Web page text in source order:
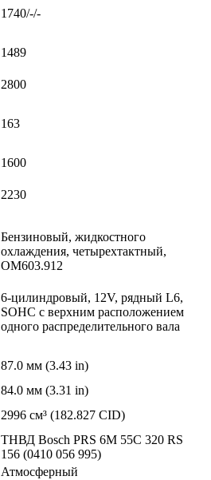
1740/-/-
1489
2800
163
1600
2230
Бензиновый, жидкостного
охлаждения, четырехтактный,
OM603.912
6-цилиндровый, 12V, рядный L6,
SOHC с верхним расположением
одного распределительного вала
87.0 мм (3.43 in)
84.0 мм (3.31 in)
2996 см³ (182.827 CID)
ТНВД Bosch PRS 6M 55C 320 RS
156 (0410 056 995)
Атмосферный